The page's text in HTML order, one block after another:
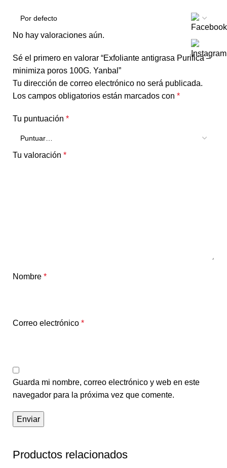
No hay valoraciones aún.
Sé el primero en valorar “Exfoliante antigrasa Purifica –
minimiza poros 100G. Yanbal”
Tu dirección de correo electrónico no será publicada.
Los campos obligatorios están marcados con *
Tu puntuación *
Tu valoración *
Nombre *
Correo electrónico *
Guarda mi nombre, correo electrónico y web en este
navegador para la próxima vez que comente.
Productos relacionados